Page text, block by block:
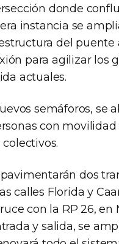
donde
instancia se
del puente
para agilizar los
actuales.
semáforos, se
con
dos
calles Florida y
con la RP 26,
y salida, se